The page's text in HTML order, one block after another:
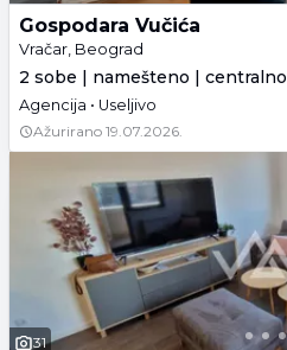
Gospodara Vučića
Vračar, Beograd
2 sobe | namešteno | centralno
Agencija • Useljivo
Ažurirano 19.07.2026.
31